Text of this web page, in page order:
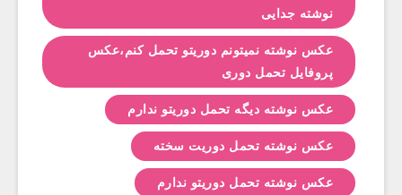
نوشته جدایی
عکس نوشته نمیتونم دوریتو تحمل کنم،عکس
پروفایل تحمل دوری
عکس نوشته دیگه تحمل دوریتو ندارم
عکس نوشته تحمل دوریت سخته
عکس نوشته تحمل دوریتو ندارم